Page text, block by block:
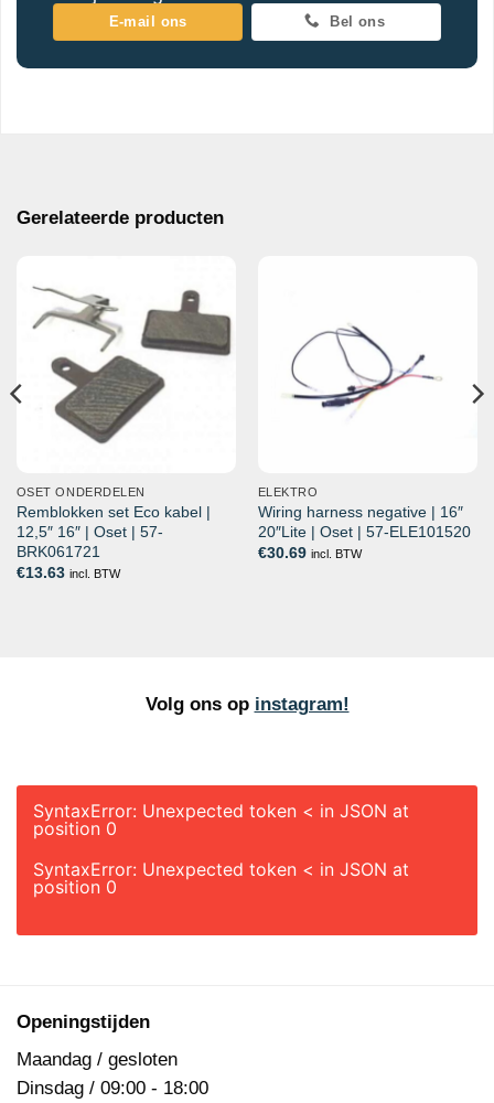
E-mail ons Bel ons
Gerelateerde producten
OSET ONDERDELEN
Remblokken set Eco kabel |
12,5″ 16″ | Oset | 57-
BRK061721
€13.63 incl. BTW
ELEKTRO
Wiring harness negative | 16″
20″Lite | Oset | 57-ELE101520
€30.69 incl. BTW
Volg ons op instagram!
SyntaxError: Unexpected token < in JSON at
position 0
SyntaxError: Unexpected token < in JSON at
position 0
Openingstijden
Maandag / gesloten
Dinsdag / 09:00 - 18:00